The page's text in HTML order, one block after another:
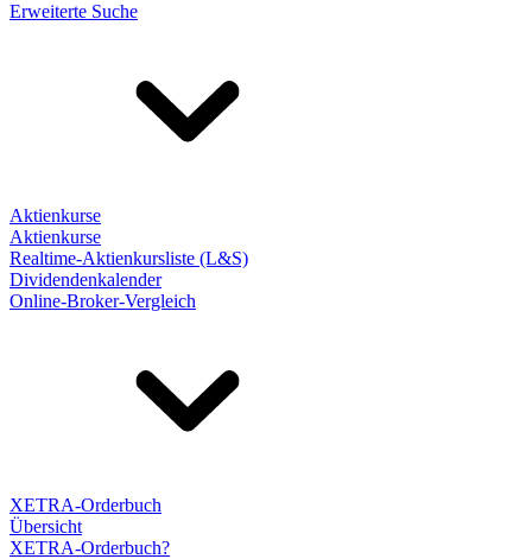
Erweiterte Suche
Aktienkurse
Aktienkurse
Realtime-Aktienkursliste (L&S)
Dividendenkalender
Online-Broker-Vergleich
XETRA-Orderbuch
Übersicht
XETRA-Orderbuch?